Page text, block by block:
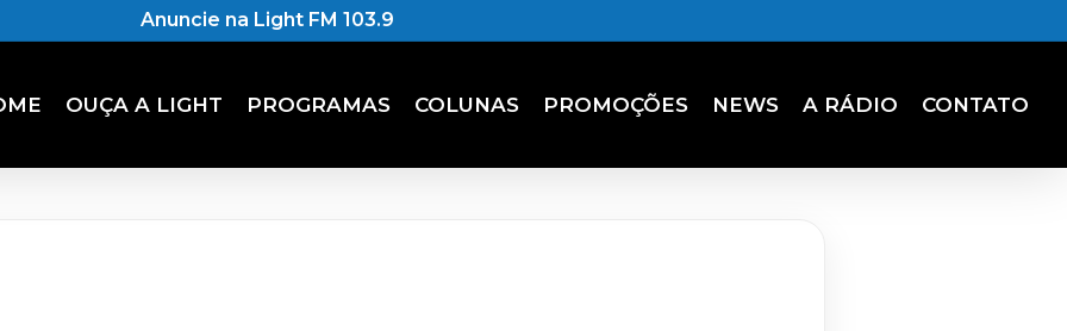
Anuncie na Light FM 103.9
OUÇA A LIGHT PROGRAMAS COLUNAS PROMOÇÕES NEWS A RÁDIO CONTATO